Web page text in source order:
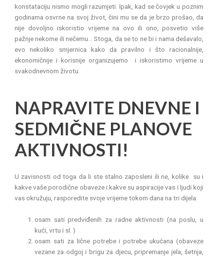
konstataciju nismo mogli razumjeti. Ipak, kad se čovjek u poznim
godinama osvrne na svoj život, čini mu se da je brzo prošao, da
nije dovoljno iskoristio vrijeme na ovo ili ono, posvetio više
pažnje nekome ili nečemu… Stoga, da se to ne bi i nama dešavalo,
evo nekoliko smjernica kako da pravilno i što racionalnije,
ekonomičnije i korisnije organizujemo i iskoristimo vrijeme u
svakodnevnom životu.
NAPRAVITE DNEVNE I
SEDMIČNE PLANOVE
AKTIVNOSTI!
U zavisnosti od toga da li ste stalno zaposleni ili ne, kolike su i
kakve vaše porodične obaveze i kakve su aspiracije vas i ljudi koji
vas okružuju, rasporedite svoje vrijeme tokom dana na tri dijela:
osam sati predviđenih za radne aktivnosti (na poslu, u
kući, vrtu i sl. )
osam sati za lične potrebe i potrebe ukućana (obaveze
vezane za odgoj i brigu za djecu, pripremanje jela, šetnja,